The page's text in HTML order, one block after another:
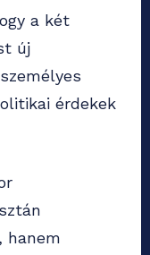
a két
új
érdekek
hanem